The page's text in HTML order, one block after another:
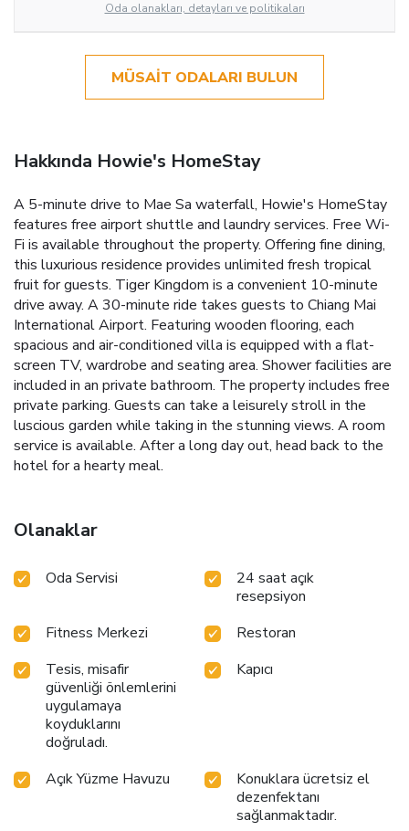
Oda olanakları, detayları ve politikaları
MÜSAIT ODALARI BULUN
Hakkında Howie's HomeStay
A 5-minute drive to Mae Sa waterfall, Howie's HomeStay
features free airport shuttle and laundry services. Free Wi-
Fi is available throughout the property. Offering fine dining,
this luxurious residence provides unlimited fresh tropical
fruit for guests. Tiger Kingdom is a convenient 10-minute
drive away. A 30-minute ride takes guests to Chiang Mai
International Airport. Featuring wooden flooring, each
spacious and air-conditioned villa is equipped with a flat-
screen TV, wardrobe and seating area. Shower facilities are
included in an private bathroom. The property includes free
private parking. Guests can take a leisurely stroll in the
luscious garden while taking in the stunning views. A room
service is available. After a long day out, head back to the
hotel for a hearty meal.
Olanaklar
Oda Servisi
24 saat açık
resepsiyon
Fitness Merkezi
Restoran
Tesis, misafir
güvenliği önlemlerini
uygulamaya
koyduklarını
doğruladı.
Kapıcı
Açık Yüzme Havuzu
Konuklara ücretsiz el
dezenfektanı
sağlanmaktadır.